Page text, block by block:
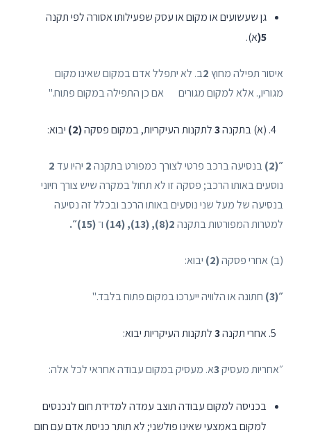
גן שעשועים או מקום או עסק שפעילותו אסורה לפי תקנה
5( א).
איסור תפילה מחוץ 2ב. לא יתפלל אדם במקום שאינו מקום
מגוריו,. אלא למקום מגורים אם כן התפילה במקום פתוח."
(א) בתקנה3לתקנות העיקריות, במקום פסקה(2) יבוא:
״(2) בנסיעה ברכב פרטי לצורך כמפורט בתקנה2 יהיו עד2
נוסעים באותו הרכב; פסקה זו לא תחול במקרה שיש צורך חיוני
בנסיעה של מעל שני נוסעים באותו הרכב ובכלל זה נסיעה
למטרות המפורטות בתקנה2(8), (13), (14) ו־(15)״.
(ב) אחרי פסקה(2) יבוא:
״(3) חתונה או הלוויה ייערכו במקום פתוח בלבד."
אחרי תקנה3לתקנות העיקריות יבוא:
״אחריות מעסיק3א. מעסיק במקום עבודה אחראי לכל אלה:
בכניסה למקום עבודה תוצב עמדה למדידת חום לנכנסים
למקום באמצעי שאינו פולשני; לא תותר כניסת אדם עם חום